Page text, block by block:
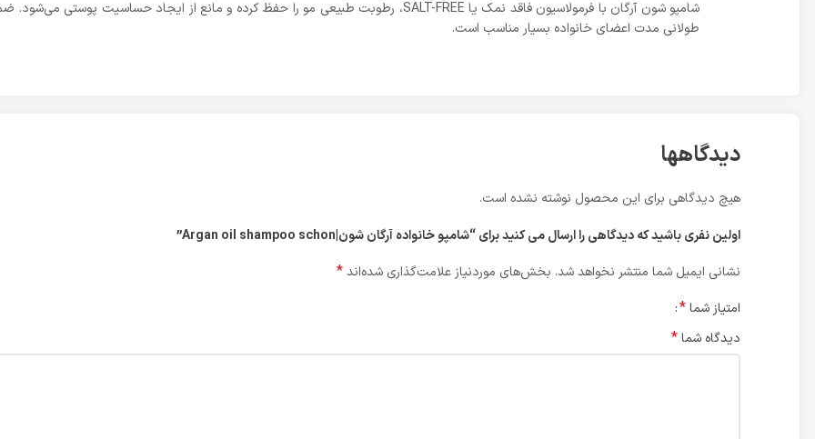
طولانی مدت اعضای خانواده بسیار مناسب است.
دیدگاهها
هیچ دیدگاهی برای این محصول نوشته نشده است.
اولین نفری باشید که دیدگاهی را ارسال می کنید برای “شامپو خانواده آرگان شون|Argan oil shampoo schon”
نشانی ایمیل شما منتشر نخواهد شد. بخش‌های موردنیاز علامت‌گذاری شده‌اند*
امتیاز شما*
دیدگاه شما*